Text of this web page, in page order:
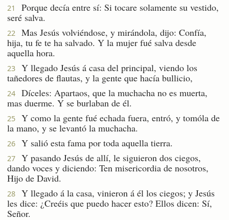
21
Porque decía entre sí: Si tocare solamente su vestido,
seré salva.
22
Mas Jesús volviéndose, y mirándola, dijo: Confía,
hija, tu fe te ha salvado. Y la mujer fué salva desde
aquella hora.
23
Y llegado Jesús á casa del principal, viendo los
tañedores de flautas, y la gente que hacía bullicio,
24
Díceles: Apartaos, que la muchacha no es muerta,
mas duerme. Y se burlaban de él.
25
Y como la gente fué echada fuera, entró, y tomóla de
la mano, y se levantó la muchacha.
26 Y salió esta fama por toda aquella tierra.
27
Y pasando Jesús de allí, le siguieron dos ciegos,
dando voces y diciendo: Ten misericordia de nosotros,
Hijo de David.
28
Y llegado á la casa, vinieron á él los ciegos; y Jesús
les dice: ¿Creéis que puedo hacer esto? Ellos dicen: Sí,
Señor.